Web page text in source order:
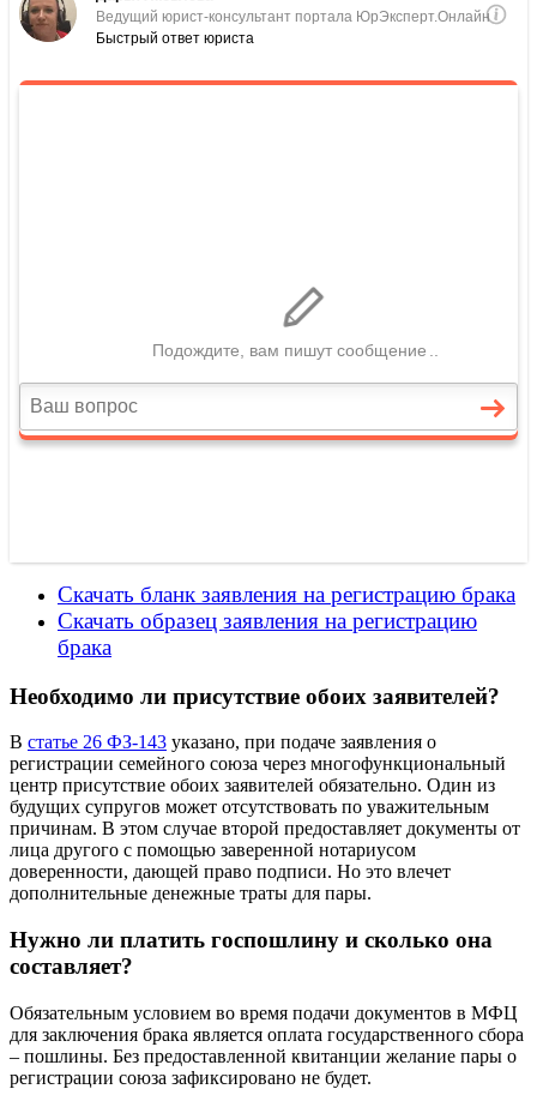
Скачать бланк заявления на регистрацию брака
Скачать образец заявления на регистрацию
брака
Необходимо ли присутствие обоих заявителей?
В статье 26 ФЗ-143 указано, при подаче заявления о
регистрации семейного союза через многофункциональный
центр присутствие обоих заявителей обязательно. Один из
будущих супругов может отсутствовать по уважительным
причинам. В этом случае второй предоставляет документы от
лица другого с помощью заверенной нотариусом
доверенности, дающей право подписи. Но это влечет
дополнительные денежные траты для пары.
Нужно ли платить госпошлину и сколько она
составляет?
Обязательным условием во время подачи документов в МФЦ
для заключения брака является оплата государственного сбора
– пошлины. Без предоставленной квитанции желание пары о
регистрации союза зафиксировано не будет.